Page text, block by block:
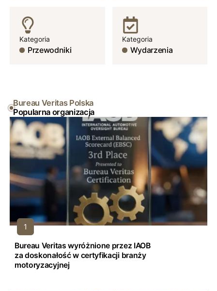
Kategoria
Przewodniki
Kategoria
Wydarzenia
Popularna organizacja
Bureau Veritas Polska
Bureau Veritas wyróżnione przez IAOB
za doskonałość w certyfikacji branży
motoryzacyjnej